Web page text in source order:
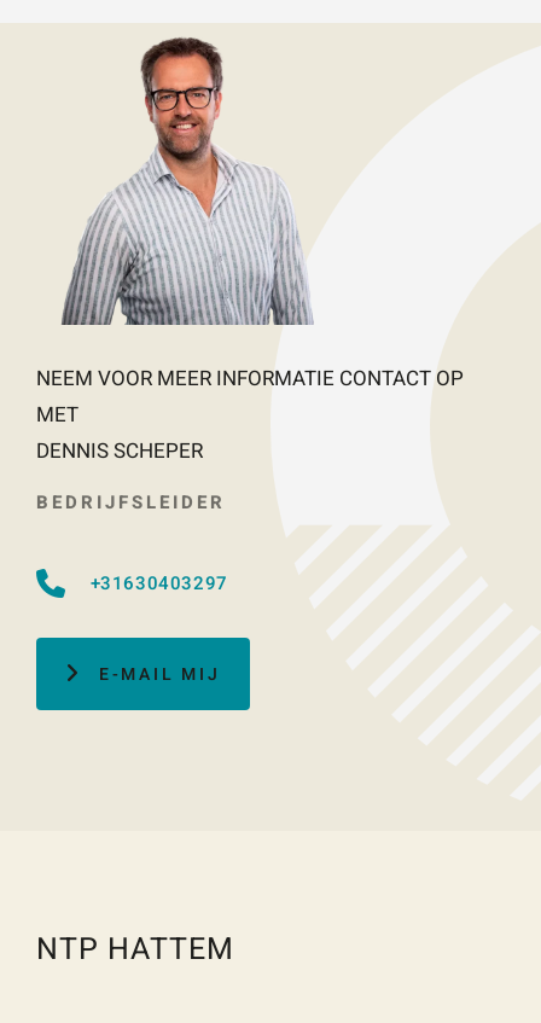
NEEM VOOR MEER INFORMATIE CONTACT OP
MET
DENNIS SCHEPER
BEDRIJFSLEIDER
+31630403297
E-MAIL MIJ
NTP HATTEM